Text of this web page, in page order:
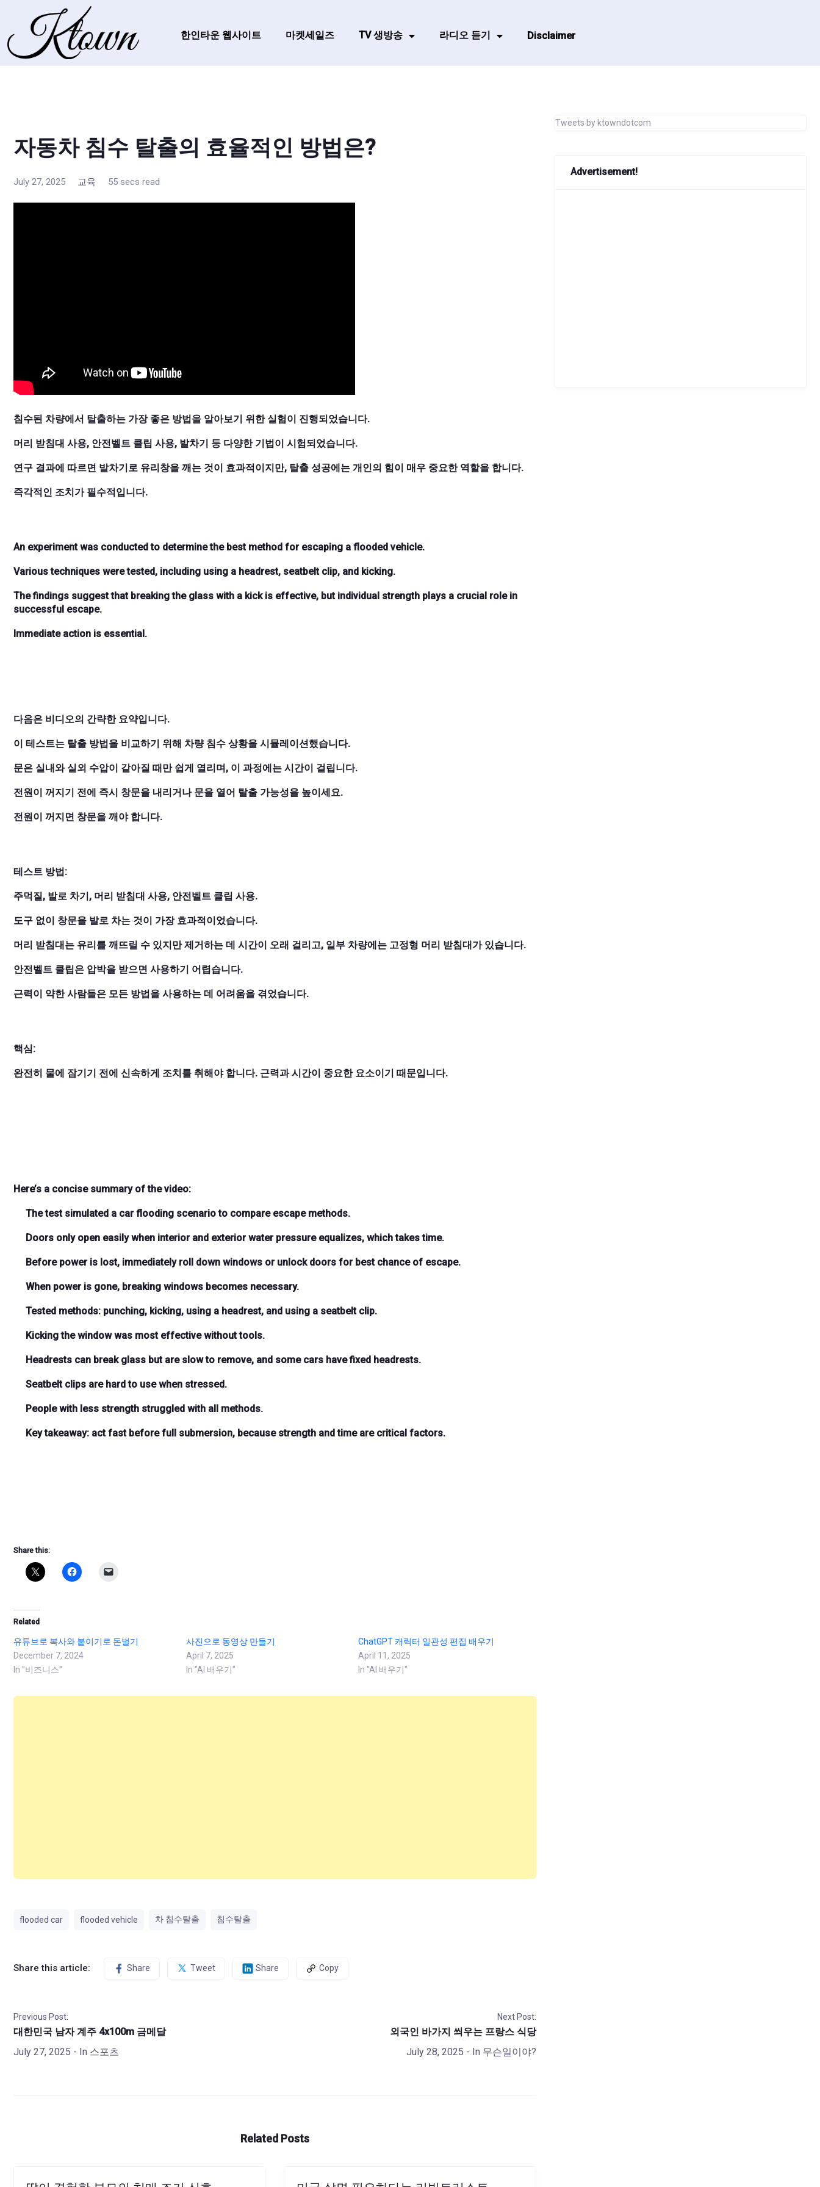
한인타운 웹사이트 마켓세일즈 TV 생방송 라디오 듣기 Disclaimer
자동차 침수 탈출의 효율적인 방법은?
July 27, 2025 교육 55 secs read
침수된 차량에서 탈출하는 가장 좋은 방법을 알아보기 위한 실험이 진행되었습니다.
머리 받침대 사용, 안전벨트 클립 사용, 발차기 등 다양한 기법이 시험되었습니다.
연구 결과에 따르면 발차기로 유리창을 깨는 것이 효과적이지만, 탈출 성공에는 개인의 힘이 매우 중요한 역할을 합니다.
즉각적인 조치가 필수적입니다.
An experiment was conducted to determine the best method for escaping a flooded vehicle.
Various techniques were tested, including using a headrest, seatbelt clip, and kicking.
The findings suggest that breaking the glass with a kick is effective, but individual strength plays a crucial role in
successful escape.
Immediate action is essential.
다음은 비디오의 간략한 요약입니다.
이 테스트는 탈출 방법을 비교하기 위해 차량 침수 상황을 시뮬레이션했습니다.
문은 실내와 실외 수압이 같아질 때만 쉽게 열리며, 이 과정에는 시간이 걸립니다.
전원이 꺼지기 전에 즉시 창문을 내리거나 문을 열어 탈출 가능성을 높이세요.
전원이 꺼지면 창문을 깨야 합니다.
테스트 방법:
주먹질, 발로 차기, 머리 받침대 사용, 안전벨트 클립 사용.
도구 없이 창문을 발로 차는 것이 가장 효과적이었습니다.
머리 받침대는 유리를 깨뜨릴 수 있지만 제거하는 데 시간이 오래 걸리고, 일부 차량에는 고정형 머리 받침대가 있습니다.
안전벨트 클립은 압박을 받으면 사용하기 어렵습니다.
근력이 약한 사람들은 모든 방법을 사용하는 데 어려움을 겪었습니다.
핵심:
완전히 물에 잠기기 전에 신속하게 조치를 취해야 합니다. 근력과 시간이 중요한 요소이기 때문입니다.
Here’s a concise summary of the video:
The test simulated a car flooding scenario to compare escape methods.
Doors only open easily when interior and exterior water pressure equalizes, which takes time.
Before power is lost, immediately roll down windows or unlock doors for best chance of escape.
When power is gone, breaking windows becomes necessary.
Tested methods: punching, kicking, using a headrest, and using a seatbelt clip.
Kicking the window was most effectivewithout tools.
Headrests can break glass but are slow to remove, and some cars have fixed headrests.
Seatbelt clips are hard to use when stressed.
People with less strength struggled with all methods.
Key takeaway: act fast before full submersion, because strength and time are critical factors.
Share this:
Related
유튜브로 복사와 붙이기로 돈벌기
December 7, 2024
In "비즈니스"
사진으로 동영상 만들기
April 7, 2025
In "AI 배우기"
ChatGPT 캐릭터 일관성 편집 배우기
April 11, 2025
In "AI 배우기"
flooded car flooded vehicle 차 침수탈출 침수탈출
Share this article: Share Tweet Share Copy
Previous Post:
대한민국 남자 계주 4x100m 금메달
July 27, 2025 - In 스포츠
Next Post:
외국인 바가지 씌우는 프랑스 식당
July 28, 2025 - In 무슨일이야?
Related Posts
Tweets by ktowndotcom
Advertisement!